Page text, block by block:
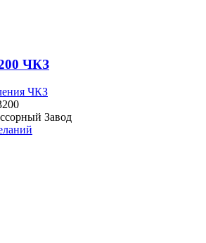
ЧКЗ
ЧКЗ
Завод